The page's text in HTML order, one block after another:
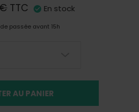
TTC En stock
passée avant 15h
AU PANIER